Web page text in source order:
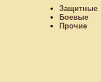
Защитные
Боевые
Прочие